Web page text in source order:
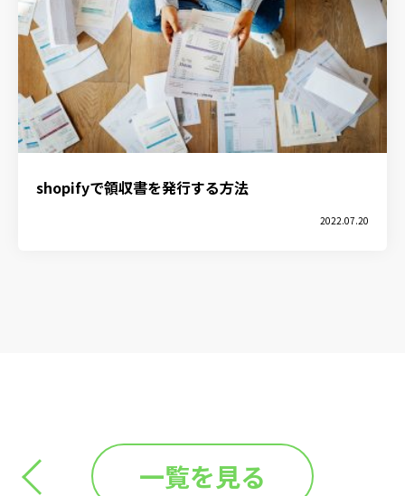
shopifyで領収書を発行する方法
2022.07.20
一覧を見る